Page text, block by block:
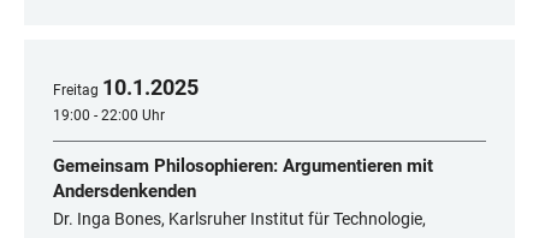
Freitag 10.1.2025
19:00 - 22:00 Uhr
Gemeinsam Philosophieren: Argumentieren mit
Andersdenkenden
Dr. Inga Bones, Karlsruher Institut für Technologie,